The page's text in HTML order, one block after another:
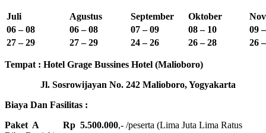
Juli Agustus September Oktober
06 – 08
06 – 08 07 – 09 08 – 10
09
27 – 29
27 – 29 24 – 26 26 – 28 26
Tempat : Hotel Grage Bussines Hotel (Malioboro)
Jl. Sosrowijayan No. 242 Malioboro, Yogyakarta
Biaya Dan Fasilitas :
Paket A
Rp 5.500.000,- /peserta (Lima Juta Lima Ratus